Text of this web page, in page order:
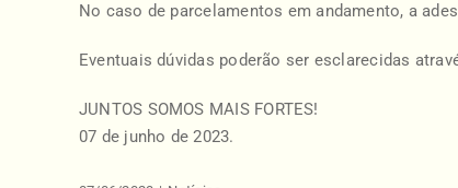
No caso de parcelamentos em andamento, a
Eventuais dúvidas poderão ser esclarecidas
JUNTOS SOMOS MAIS FORTES!
07 de junho de 2023.